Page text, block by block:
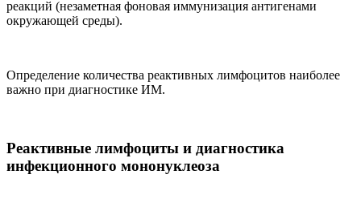
реакций (незаметная фоновая иммунизация антигенами
окружающей среды).
Определение количества реактивных лимфоцитов наиболее
важно при диагностике ИМ.
Реактивные лимфоциты и диагностика
инфекционного мононуклеоза